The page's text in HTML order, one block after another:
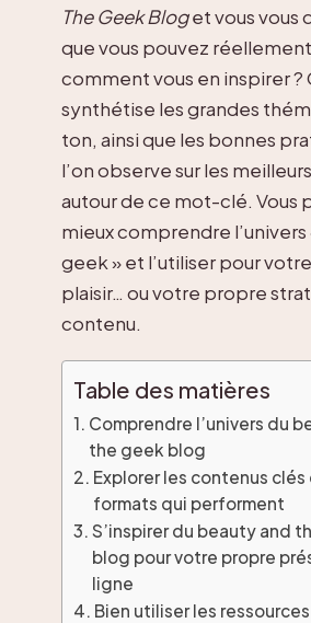
The Geek Bloget vous vous
que vous pouvez
comment vous en inspirer ?
synthétise les grandes
ton, ainsi que les bonnes
l’on observe sur les
autour de ce mot-clé. Vous
mieux comprendre l’univers
geek » et l’utiliser pour
plaisir… ou votre propre
contenu.
Table des matières
Comprendre l’univers du
the geek blog
Explorer les contenus clés
formats qui performent
S’inspirer du beauty and
blog pour votre propre
ligne
Bien utiliser les